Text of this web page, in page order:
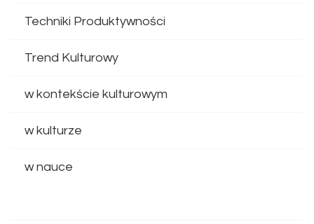
Techniki Produktywności
Trend Kulturowy
w kontekście kulturowym
w kulturze
w nauce